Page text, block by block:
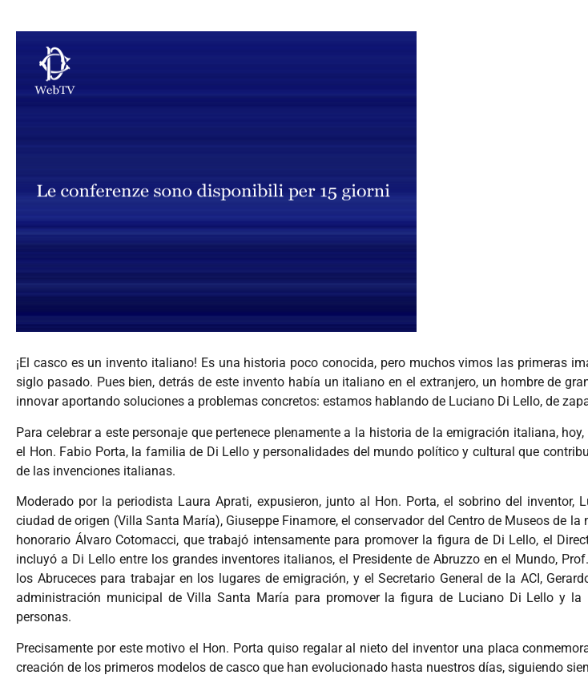
¡El casco es un invento italiano! Es una historia poco conocida, pero muchos vimos las primeras
siglo pasado. Pues bien, detrás de este invento había un italiano en el extranjero, un hombre de
innovar aportando soluciones a problemas concretos: estamos hablando de Luciano Di Lello, de
Para celebrar a este personaje que pertenece plenamente a la historia de la emigración italiana,
el Hon. Fabio Porta, la familia de Di Lello y personalidades del mundo político y cultural que
de las invenciones italianas.
Moderado por la periodista Laura Aprati, expusieron, junto al Hon. Porta, el sobrino del inventor,
ciudad de origen (Villa Santa María), Giuseppe Finamore, el conservador del Centro de Museos de
honorario Álvaro Cotomacci, que trabajó intensamente para promover la figura de Di Lello, el
incluyó a Di Lello entre los grandes inventores italianos, el Presidente de Abruzzo en el Mundo,
los Abruceces para trabajar en los lugares de emigración, y el Secretario General de la ACI,
administración municipal de Villa Santa María para promover la figura de Luciano Di Lello y
personas.
Precisamente por este motivo el Hon. Porta quiso regalar al nieto del inventor una placa
creación de los primeros modelos de casco que han evolucionado hasta nuestros días, siguiendo